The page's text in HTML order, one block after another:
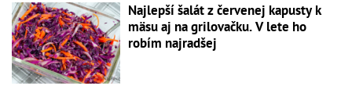
Najlepší šalát z červenej kapusty k
mäsu aj na grilovačku. V lete ho
robím najradšej